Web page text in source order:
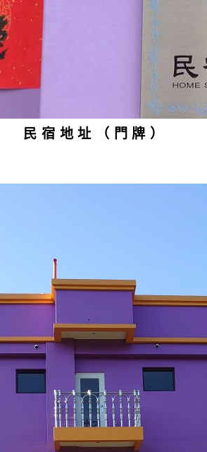
民宿地址（門牌）